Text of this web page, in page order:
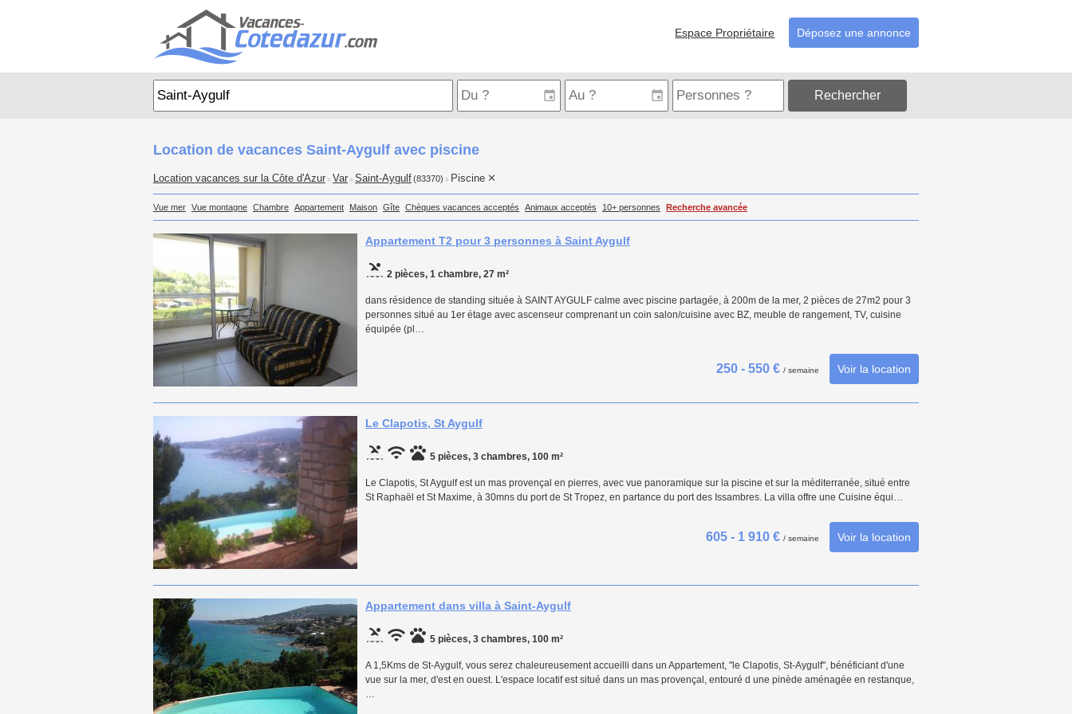
Espace Propriétaire Déposez une annonce
Rechercher
Location de vacances Saint-Aygulf avec piscine
Location vacances sur la Côte d'Azur > Var > Saint-Aygulf(83370) > Piscine
Vue mer Vue montagne Chambre Appartement Maison Gîte Chèques vacances acceptés Animaux acceptés 10+ personnes Recherche avancée
Appartement T2 pour 3 personnes à Saint Aygulf
2 pièces, 1 chambre, 27 m²
dans résidence de standing située à SAINT AYGULF calme avec piscine partagée, à 200m de la mer, 2 pièces de 27m2 pour 3
personnes situé au 1er étage avec ascenseur comprenant un coin salon/cuisine avec BZ, meuble de rangement, TV, cuisine
équipée (pl…
250 - 550 € / semaine Voir la location
Le Clapotis, St Aygulf
5 pièces, 3 chambres, 100 m²
Le Clapotis, St Aygulf est un mas provençal en pierres, avec vue panoramique sur la piscine et sur la méditerranée, situé entre
St Raphaël et St Maxime, à 30mns du port de St Tropez, en partance du port des Issambres. La villa offre une Cuisine équi…
605 - 1 910 € / semaine Voir la location
Appartement dans villa à Saint-Aygulf
5 pièces, 3 chambres, 100 m²
A 1,5Kms de St-Aygulf, vous serez chaleureusement accueilli dans un Appartement, "le Clapotis, St-Aygulf", bénéficiant d'une
vue sur la mer, d'est en ouest. L'espace locatif est situé dans un mas provençal, entouré d une pinède aménagée en restanque,